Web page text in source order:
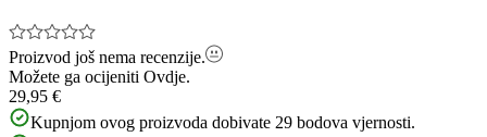
Proizvod još nema recenzije.
Možete ga ocijeniti Ovdje.
29,95 €
Kupnjom ovog proizvoda dobivate 29 bodova vjernosti.